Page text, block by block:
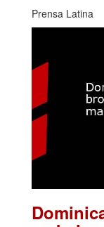
Prensa Latina